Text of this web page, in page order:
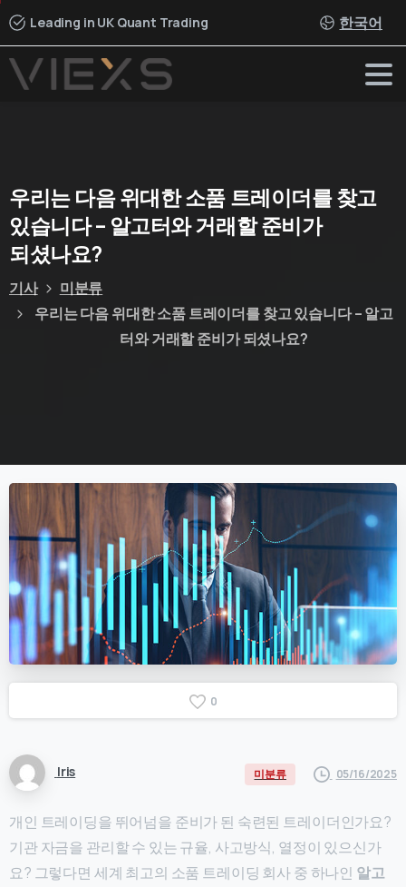
Leading in UK Quant Trading 한국어
우리는다음위대한소품트레이더를찾고
있습니다– 알고터와거래할준비가
되셨나요?
기사
미분류
우리는 다음 위대한 소품 트레이더를 찾고 있습니다 – 알고
터와 거래할 준비가 되셨나요?
0
Iris 미분류 05/16/2025
개인 트레이딩을 뛰어넘을 준비가 된 숙련된 트레이더인가요?
기관 자금을 관리할 수 있는 규율, 사고방식, 열정이 있으신가
요? 그렇다면 세계 최고의 소품 트레이딩 회사 중 하나인 알고